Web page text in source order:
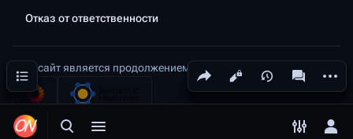
Открыть поиск
Открыть меню
Поделиться этой страницей
Просмотры
Содержание
Отказ от ответственности
Этот сайт является продолжением проекта Тренерон